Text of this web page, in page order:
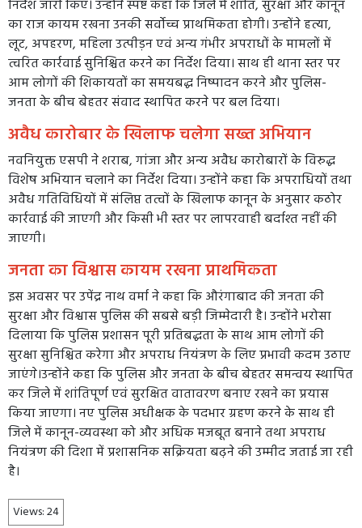
निर्देश जारी किए। उन्होंने स्पष्ट कहा कि जिले में शांति, सुरक्षा और कानून
का राज कायम रखना उनकी सर्वोच्च प्राथमिकता होगी। उन्होंने हत्या,
लूट, अपहरण, महिला उत्पीड़न एवं अन्य गंभीर अपराधों के मामलों में
त्वरित कार्रवाई सुनिश्चित करने का निर्देश दिया। साथ ही थाना स्तर पर
आम लोगों की शिकायतों का समयबद्ध निष्पादन करने और पुलिस-
जनता के बीच बेहतर संवाद स्थापित करने पर बल दिया।
अवैध कारोबार के खिलाफ चलेगा सख्त अभियान
नवनियुक्त एसपी ने शराब, गांजा और अन्य अवैध कारोबारों के विरुद्ध
विशेष अभियान चलाने का निर्देश दिया। उन्होंने कहा कि अपराधियों तथा
अवैध गतिविधियों में संलिप्त तत्वों के खिलाफ कानून के अनुसार कठोर
कार्रवाई की जाएगी और किसी भी स्तर पर लापरवाही बर्दाश्त नहीं की
जाएगी।
जनता का विश्वास कायम रखना प्राथमिकता
इस अवसर पर उपेंद्र नाथ वर्मा ने कहा कि औरंगाबाद की जनता की
सुरक्षा और विश्वास पुलिस की सबसे बड़ी जिम्मेदारी है। उन्होंने भरोसा
दिलाया कि पुलिस प्रशासन पूरी प्रतिबद्धता के साथ आम लोगों की
सुरक्षा सुनिश्चित करेगा और अपराध नियंत्रण के लिए प्रभावी कदम उठाए
जाएंगे।उन्होंने कहा कि पुलिस और जनता के बीच बेहतर समन्वय स्थापित
कर जिले में शांतिपूर्ण एवं सुरक्षित वातावरण बनाए रखने का प्रयास
किया जाएगा। नए पुलिस अधीक्षक के पदभार ग्रहण करने के साथ ही
जिले में कानून-व्यवस्था को और अधिक मजबूत बनाने तथा अपराध
नियंत्रण की दिशा में प्रशासनिक सक्रियता बढ़ने की उम्मीद जताई जा रही
है।
Views:24